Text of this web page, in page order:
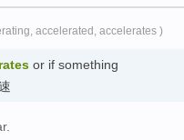
accelerated, accelerates )
or if something